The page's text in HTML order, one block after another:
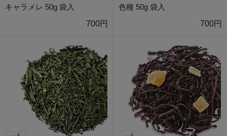
キャラメレ 50g 袋入
700円
色種 50g 袋入
700円